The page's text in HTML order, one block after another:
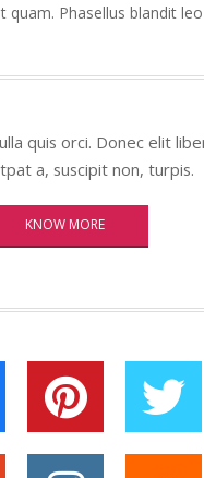
quam. Phasellus blandit
quis orci. Donec elit
a, suscipit non, turpis.
KNOW MORE